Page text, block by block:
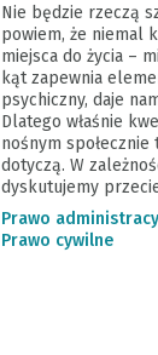
Nie będzie rzeczą
powiem, że niemal
miejsca do życia –
kąt zapewnia
psychiczny, daje
Dlatego właśnie
nośnym
dotyczą. W
dyskutujemy
Prawo
Prawo cywilne